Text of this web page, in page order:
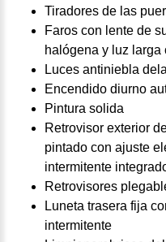
Tiradores de las
Faros con lente de
halógena y luz
Luces antiniebla
Encendido diurno
Pintura solida
Retrovisor exterior
pintado con ajuste
intermitente
Retrovisores
Luneta trasera fija
intermitente